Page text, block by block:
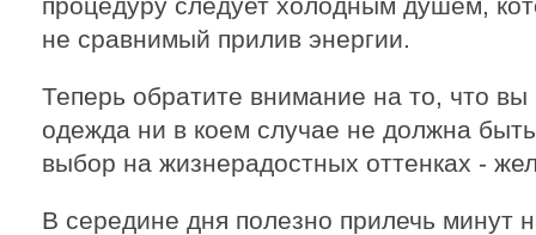
не сравнимый прилив энергии.
Теперь обратите внимание на то, что вы
одежда ни в коем случае не должна
выбор на жизнерадостных оттенках -
В середине дня полезно прилечь минут